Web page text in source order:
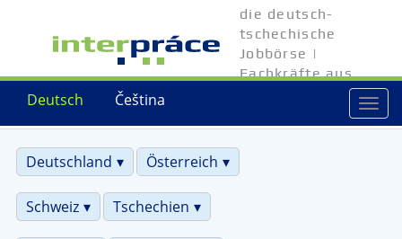
Čeština
Deutsch
die deutsch-
tschechische
Jobbörse |
Fachkräfte aus
Tschechien
Deutschland
Österreich
Schweiz Tschechien